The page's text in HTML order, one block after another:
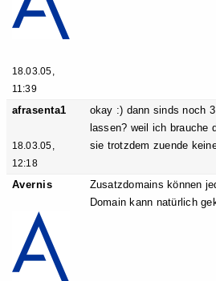
18.03.05,
11:39
afrasenta1
18.03.05,
12:18
okay :) dann sinds noch
lassen? weil ich brauche
sie trotzdem zuende
Avernis
Zusatzdomains können
Domain kann natürlich